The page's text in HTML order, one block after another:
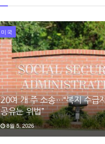
미국
20여 개 주 소송…“복지 수급
공유는 위법”
8월 5, 2026